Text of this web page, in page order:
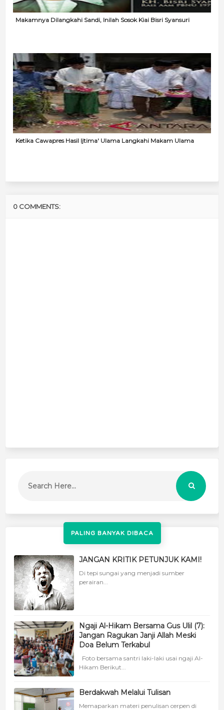
Makamnya Dilangkahi Sandi, Inilah Sosok Kiai Bisri Syansuri
Ketika Cawapres Hasil Ijtima' Ulama Langkahi Makam Ulama
0 COMMENTS:
PALING BANYAK DIBACA
JANGAN KRITIK PETUNJUK KAMI!
Di tepi sungai yang menjadi sumber
perairan...
Ngaji Al-Hikam Bersama Gus Ulil (7):
Jangan Ragukan Janji Allah Meski
Doa Belum Terkabul
Foto bersama santri laki-laki usai ngaji Al-
Hikam Berikut...
Berdakwah Melalui Tulisan
Memaparkan materi penulisan cerpen di